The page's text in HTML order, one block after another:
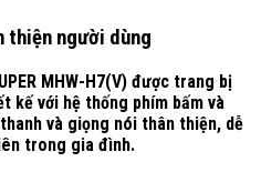
thiện người dùng
MHW-H7(V) được trang bị
kế với hệ thống phím bấm và
và giọng nói thân thiện, dễ
trong gia đình.